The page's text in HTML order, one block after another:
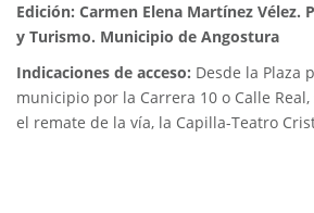
Edición: Carmen Elena Martínez Vélez.
y Turismo. Municipio de Angostura
Indicaciones de acceso: Desde la Plaza
municipio por la Carrera 10 o Calle
el remate de la vía, la Capilla-Teatro